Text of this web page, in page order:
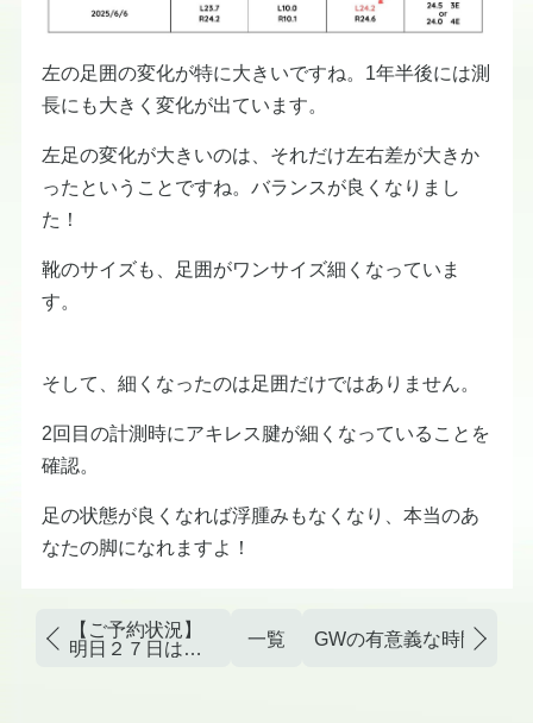
左の足囲の変化が特に大きいですね。1年半後には測
長にも大きく変化が出ています。
左足の変化が大きいのは、それだけ左右差が大きか
ったということですね。バランスが良くなりまし
た！
靴のサイズも、足囲がワンサイズ細くなっていま
す。
そして、細くなったのは足囲だけではありません。
2回目の計測時にアキレス腱が細くなっていることを
確認。
足の状態が良くなれば浮腫みもなくなり、本当のあ
なたの脚になれますよ！
【ご予約状況】
明日２７日はお
一覧 GWの有意義な時間✨